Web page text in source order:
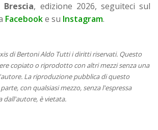
, edizione 2026, seguiteci sul
Facebooke su Instagram.
di Bertoni Aldo Tutti i diritti riservati. Questo
copiato o riprodotto con altri mezzi senza una
La riproduzione pubblica di questo
con qualsiasi mezzo, senza l'espressa
dall'autore, è vietata.